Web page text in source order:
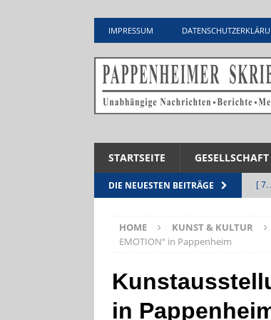
IMPRESSUM
STARTSEITE GESELLSCHAFT
DIE NEUESTEN BEITRÄGE [ 7.
[
[
HOME KUNST & KULTUR
EMOTION“ in Pappenheim
in